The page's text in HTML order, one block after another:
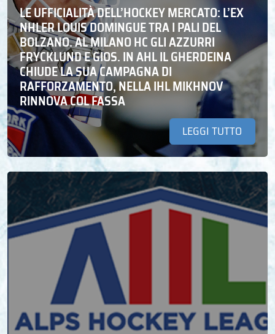
LE UFFICIALITÀ DELL’HOCKEY MERCATO: L’EX
NHLER LOUIS DOMINGUE TRA I PALI DEL
BOLZANO. AL MILANO HC GLI AZZURRI
FRYCKLUND E GIOS. IN AHL IL GHERDEINA
CHIUDE LA SUA CAMPAGNA DI
RAFFORZAMENTO, NELLA IHL MIKHNOV
RINNOVA COL FASSA
LEGGI TUTTO